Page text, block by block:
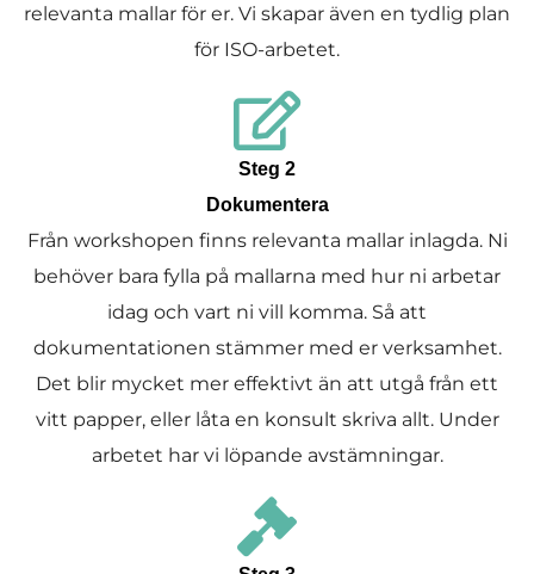
relevanta mallar för er. Vi skapar även en tydlig plan
för ISO-arbetet.
Steg 2
Dokumentera
Från workshopen finns relevanta mallar inlagda. Ni
behöver bara fylla på mallarna med hur ni arbetar
idag och vart ni vill komma. Så att
dokumentationen stämmer med er verksamhet.
Det blir mycket mer effektivt än att utgå från ett
vitt papper, eller låta en konsult skriva allt. Under
arbetet har vi löpande avstämningar.